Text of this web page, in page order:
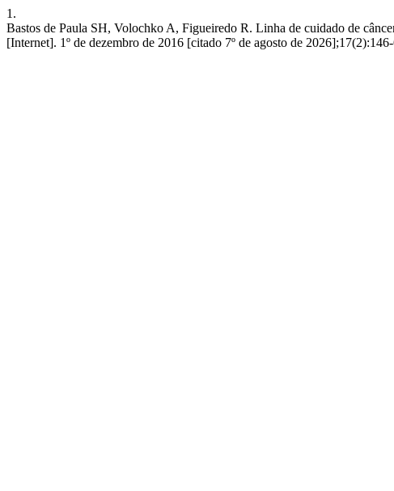
1.
Bastos de Paula SH, Volochko A, Figueiredo R. Linha de cuidado de
[Internet]. 1º de dezembro de 2016 [citado 7º de agosto de